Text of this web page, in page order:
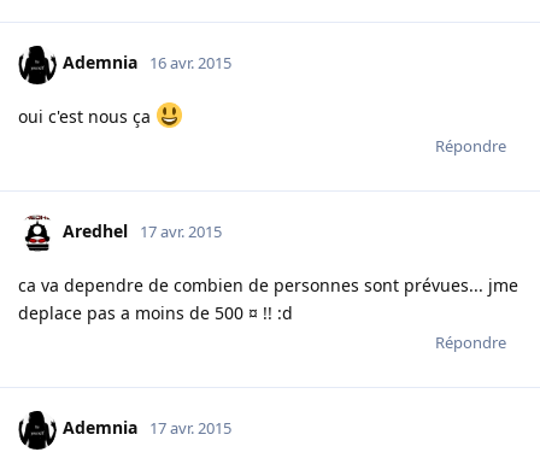
Ademnia 16 avr. 2015
oui c'est nous ça
Répondre
Aredhel 17 avr. 2015
ca va dependre de combien de personnes sont prévues... jme
deplace pas a moins de 500 ¤ !! :d
Répondre
Ademnia 17 avr. 2015